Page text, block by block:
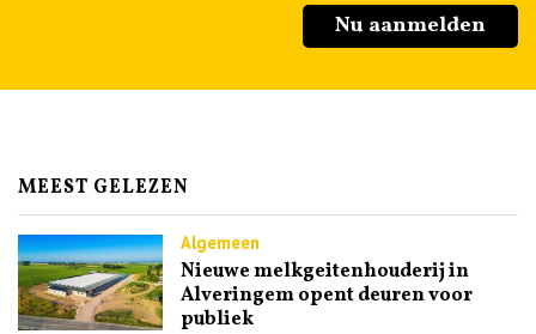
Nu aanmelden
MEEST GELEZEN
Algemeen
Nieuwe melkgeitenhouderij in
Alveringem opent deuren voor
publiek